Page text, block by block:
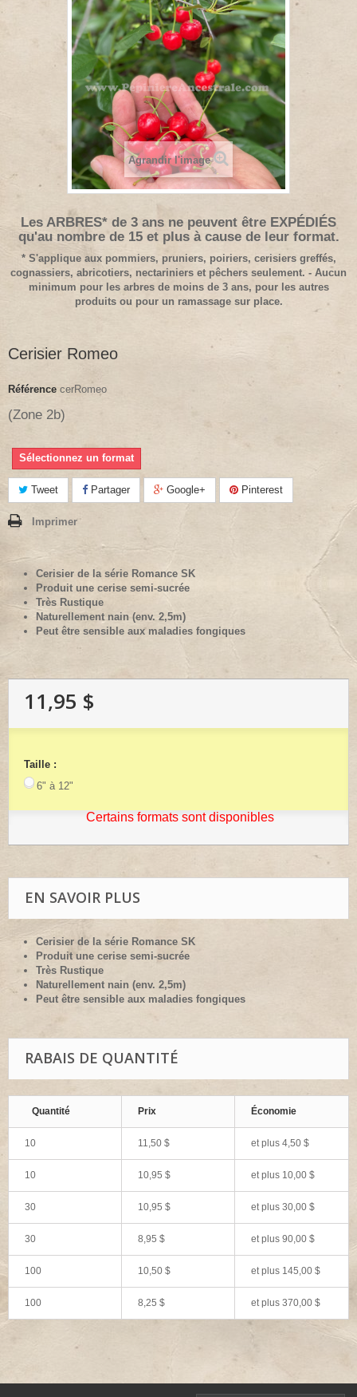
Agrandir l'image
Les ARBRES* de 3 ans ne peuvent être EXPÉDIÉS
qu'au nombre de 15 et plus à cause de leur format.
* S'applique aux pommiers, pruniers, poiriers, cerisiers greffés,
cognassiers, abricotiers, nectariniers et pêchers seulement. - Aucun
minimum pour les arbres de moins de 3 ans, pour les autres
produits ou pour un ramassage sur place.
Cerisier Romeo
Référence cerRomeo
(Zone 2b)
Sélectionnez un format
Tweet Partager Google+ Pinterest
Imprimer
Cerisier de la série Romance SK
Produit une cerise semi-sucrée
Très Rustique
Naturellement nain (env. 2,5m)
Peut être sensible aux maladies fongiques
11,95 $
Taille :
6" à 12"
Certains formats sont disponibles
EN SAVOIR PLUS
Cerisier de la série Romance SK
Produit une cerise semi-sucrée
Très Rustique
Naturellement nain (env. 2,5m)
Peut être sensible aux maladies fongiques
RABAIS DE QUANTITÉ
Quantité Prix Économie
10 11,50 $ et plus 4,50 $
10 10,95 $ et plus 10,00 $
30 10,95 $ et plus 30,00 $
30 8,95 $ et plus 90,00 $
100 10,50 $ et plus 145,00 $
100 8,25 $ et plus 370,00 $